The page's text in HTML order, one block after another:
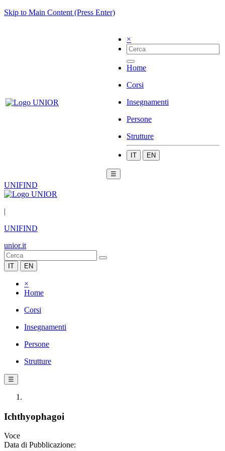
Skip to Main Content (Press Enter)
×
Home
Corsi
Insegnamenti
Persone
Strutture
IT EN
☰
UNIFIND
|
UNIFIND
unior.it
IT EN
×
Home
Corsi
Insegnamenti
Persone
Strutture
☰
Ichthyophagoi
Voce
Data di Pubblicazione: